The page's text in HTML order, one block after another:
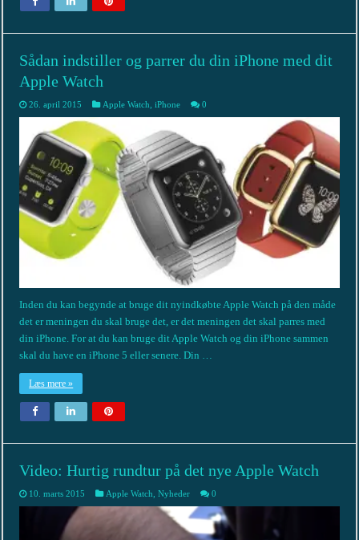
Sådan indstiller og parrer du din iPhone med dit
Apple Watch
26. april 2015 Apple Watch ,iPhone 0
Inden du kan begynde at bruge dit nyindkøbte Apple Watch på den måde
det er meningen du skal bruge det, er det meningen det skal parres med
din iPhone. For at du kan bruge dit Apple Watch og din iPhone sammen
skal du have en iPhone 5 eller senere. Din …
Læs mere »
Video: Hurtig rundtur på det nye Apple Watch
10. marts 2015 Apple Watch ,Nyheder 0